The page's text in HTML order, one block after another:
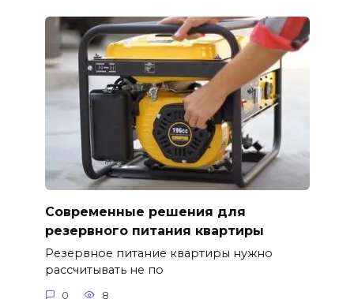
Современные решения для
резервного питания квартиры
Резервное питание квартиры нужно
рассчитывать не по
0 8